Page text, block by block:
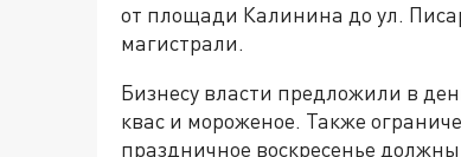
от площади Калинина до ул.
магистрали.
Бизнесу власти предложили в
квас и мороженое. Также
праздничное воскресенье